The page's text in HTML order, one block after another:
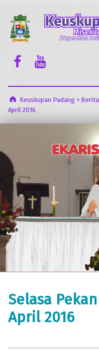
Facebook
Youtube
Keuskupan Padang > Berita
April 2016
Selasa
April 2016